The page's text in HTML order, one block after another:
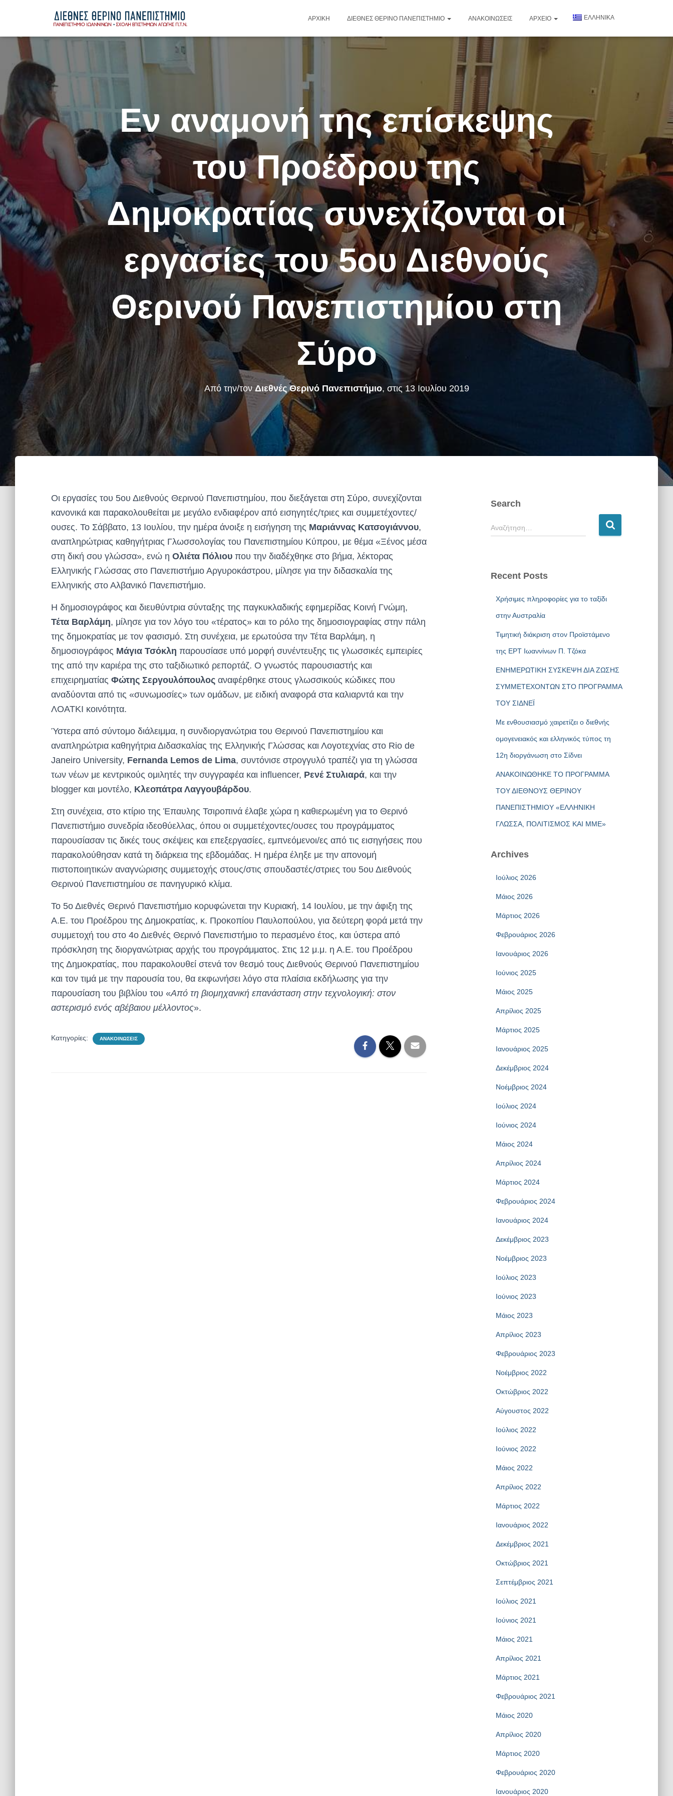
ΑΡΧΙΚΉ ΔΙΕΘΝΈΣ ΘΕΡΙΝΌ ΠΑΝΕΠΙΣΤΉΜΙΟ ΑΝΑΚΟΙΝΏΣΕΙΣ ΑΡΧΕΊΟ ΕΛΛΗΝΙΚΑ
Εν αναμονή της επίσκεψης
του Προέδρου της
Δημοκρατίας συνεχίζονται οι
εργασίες του 5ου Διεθνούς
Θερινού Πανεπιστημίου στη
Σύρο
Από την/τον Διεθνές Θερινό Πανεπιστήμιο, στις13 Ιουλίου 2019
Οι εργασίες του 5ου Διεθνούς Θερινού Πανεπιστημίου, που διεξάγεται στη Σύρο, συνεχίζονται
κανονικά και παρακολουθείται με μεγάλο ενδιαφέρον από εισηγητές/τριες και συμμετέχοντες/
ουσες. Το Σάββατο, 13 Ιουλίου, την ημέρα άνοιξε η εισήγηση της Μαριάννας Κατσογιάννου,
αναπληρώτριας καθηγήτριας Γλωσσολογίας του Πανεπιστημίου Κύπρου, με θέμα «Ξένος μέσα
στη δική σου γλώσσα», ενώ η Ολιέτα Πόλιου που την διαδέχθηκε στο βήμα, λέκτορας
Ελληνικής Γλώσσας στο Πανεπιστήμιο Αργυροκάστρου, μίλησε για την διδασκαλία της
Ελληνικής στο Αλβανικό Πανεπιστήμιο.
Η δημοσιογράφος και διευθύντρια σύνταξης της παγκυκλαδικής εφημερίδας Κοινή Γνώμη,
Τέτα Βαρλάμη, μίλησε για τον λόγο του «τέρατος» και το ρόλο της δημοσιογραφίας στην πάλη
της δημοκρατίας με τον φασισμό. Στη συνέχεια, με ερωτούσα την Τέτα Βαρλάμη, η
δημοσιογράφος Μάγια Τσόκλη παρουσίασε υπό μορφή συνέντευξης τις γλωσσικές εμπειρίες
της από την καριέρα της στο ταξιδιωτικό ρεπορτάζ. Ο γνωστός παρουσιαστής και
επιχειρηματίας Φώτης Σεργουλόπουλος αναφέρθηκε στους γλωσσικούς κώδικες που
αναδύονται από τις «συνωμοσίες» των ομάδων, με ειδική αναφορά στα καλιαρντά και την
ΛΟΑΤΚΙ κοινότητα.
Ύστερα από σύντομο διάλειμμα, η συνδιοργανώτρια του Θερινού Πανεπιστημίου και
αναπληρώτρια καθηγήτρια Διδασκαλίας της Ελληνικής Γλώσσας και Λογοτεχνίας στο Rio de
Janeiro University, Fernanda Lemos de Lima, συντόνισε στρογγυλό τραπέζι για τη γλώσσα
των νέων με κεντρικούς ομιλητές την συγγραφέα και influencer, Ρενέ Στυλιαρά, και την
blogger και μοντέλο, Κλεοπάτρα Λαγγουβάρδου.
Στη συνέχεια, στο κτίριο της Έπαυλης Τσιροπινά έλαβε χώρα η καθιερωμένη για το Θερινό
Πανεπιστήμιο συνεδρία ιδεοθύελλας, όπου οι συμμετέχοντες/ουσες του προγράμματος
παρουσίασαν τις δικές τους σκέψεις και επεξεργασίες, εμπνεόμενοι/ες από τις εισηγήσεις που
παρακολούθησαν κατά τη διάρκεια της εβδομάδας. Η ημέρα έληξε με την απονομή
πιστοποιητικών αναγνώρισης συμμετοχής στους/στις σπουδαστές/στριες του 5ου Διεθνούς
Θερινού Πανεπιστημίου σε πανηγυρικό κλίμα.
Το 5ο Διεθνές Θερινό Πανεπιστήμιο κορυφώνεται την Κυριακή, 14 Ιουλίου, με την άφιξη της
Α.Ε. του Προέδρου της Δημοκρατίας, κ. Προκοπίου Παυλοπούλου, για δεύτερη φορά μετά την
συμμετοχή του στο 4ο Διεθνές Θερινό Πανεπιστήμιο το περασμένο έτος, και ύστερα από
πρόσκληση της διοργανώτριας αρχής του προγράμματος. Στις 12 μ.μ. η Α.Ε. του Προέδρου
της Δημοκρατίας, που παρακολουθεί στενά τον θεσμό τους Διεθνούς Θερινού Πανεπιστημίου
και τον τιμά με την παρουσία του, θα εκφωνήσει λόγο στα πλαίσια εκδήλωσης για την
παρουσίαση του βιβλίου του «Από τη βιομηχανική επανάσταση στην τεχνολογική: στον
αστερισμό ενός αβέβαιου μέλλοντος».
Κατηγορίες: ΑΝΑΚΟΙΝΏΣΕΙΣ
Search
Αναζήτηση…
Recent Posts
Xρήσιμες πληροφορίες για το ταξίδι
στην Αυστραλία
Τιμητική διάκριση στον Προϊστάμενο
της ΕΡΤ Ιωαννίνων Π. Τζόκα
ΕΝΗΜΕΡΩΤΙΚΗ ΣΥΣΚΕΨΗ ΔΙΑ ΖΩΣΗΣ
ΣΥΜΜΕΤΕΧΟΝΤΩΝ ΣΤΟ ΠΡΟΓΡΑΜΜΑ
ΤΟΥ ΣΙΔΝΕΪ
Με ενθουσιασμό χαιρετίζει ο διεθνής
ομογενειακός και ελληνικός τύπος τη
12η διοργάνωση στο Σίδνει
ΑΝΑΚΟΙΝΩΘΗΚΕ ΤΟ ΠΡΟΓΡΑΜΜΑ
ΤΟΥ ΔΙΕΘΝΟΥΣ ΘΕΡΙΝΟΥ
ΠΑΝΕΠΙΣΤΗΜΙΟΥ «ΕΛΛΗΝΙΚΗ
ΓΛΩΣΣΑ, ΠΟΛΙΤΙΣΜΟΣ ΚΑΙ ΜΜΕ»
Archives
Ιούλιος 2026
Μάιος 2026
Μάρτιος 2026
Φεβρουάριος 2026
Ιανουάριος 2026
Ιούνιος 2025
Μάιος 2025
Απρίλιος 2025
Μάρτιος 2025
Ιανουάριος 2025
Δεκέμβριος 2024
Νοέμβριος 2024
Ιούλιος 2024
Ιούνιος 2024
Μάιος 2024
Απρίλιος 2024
Μάρτιος 2024
Φεβρουάριος 2024
Ιανουάριος 2024
Δεκέμβριος 2023
Νοέμβριος 2023
Ιούλιος 2023
Ιούνιος 2023
Μάιος 2023
Απρίλιος 2023
Φεβρουάριος 2023
Νοέμβριος 2022
Οκτώβριος 2022
Αύγουστος 2022
Ιούλιος 2022
Ιούνιος 2022
Μάιος 2022
Απρίλιος 2022
Μάρτιος 2022
Ιανουάριος 2022
Δεκέμβριος 2021
Οκτώβριος 2021
Σεπτέμβριος 2021
Ιούλιος 2021
Ιούνιος 2021
Μάιος 2021
Απρίλιος 2021
Μάρτιος 2021
Φεβρουάριος 2021
Μάιος 2020
Απρίλιος 2020
Μάρτιος 2020
Φεβρουάριος 2020
Ιανουάριος 2020